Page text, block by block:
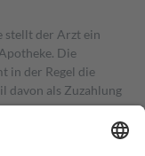
stellt der Arzt ein
Die
in der Regel die
davon als Zuzahlung
in Höhe von zehn